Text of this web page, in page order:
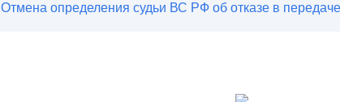
Отмена определения судьи ВС РФ об отказе в